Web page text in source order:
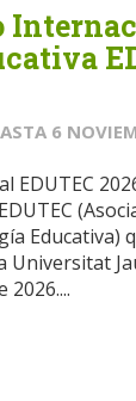
6
EDUTEC
Educativa)
Universitat